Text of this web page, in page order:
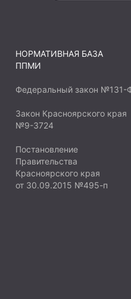
НОРМАТИВНАЯ БАЗА
ППМИ
Федеральный закон №131-
Закон Красноярского края
№9-3724
Постановление
Правительства
Красноярского края
от 30.09.2015 №495-п